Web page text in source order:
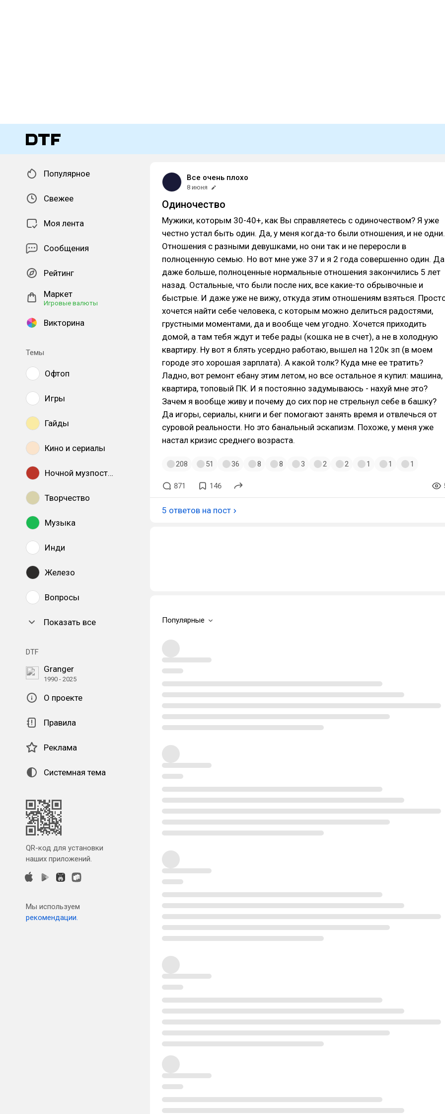
Популярное
Свежее
Моя лента
Сообщения
Рейтинг
Маркет
Игровые валюты
Викторина
Темы
Офтоп
Игры
Гайды
Кино и сериалы
Ночной музпостинг
Творчество
Музыка
Инди
Железо
Вопросы
Показать все
DTF
Granger
1990 - 2025
О проекте
Правила
Реклама
Системная тема
QR-код для установки
наших приложений.
Мы используем
рекомендации.
Все очень плохо
8 июня
Одиночество
Мужики, которым 30-40+, как Вы справляетесь с одиночеством? Я уже
честно устал быть один. Да, у меня когда-то были отношения, и не одни.
Отношения с разными девушками, но они так и не переросли в
полноценную семью. Но вот мне уже 37 и я 2 года совершенно один. Да
даже больше, полноценные нормальные отношения закончились 5 лет
назад. Остальные, что были после них, все какие-то обрывочные и
быстрые. И даже уже не вижу, откуда этим отношениям взяться.
хочется найти себе человека, с которым можно делиться радостями,
грустными моментами, да и вообще чем угодно. Хочется приходить
домой, а там тебя ждут и тебе рады (кошка не в счет), а не в холодную
квартиру. Ну вот я блять усердно работаю, вышел на 120к зп (в моем
городе это хорошая зарплата). А какой толк? Куда мне ее тратить?
Ладно, вот ремонт ебану этим летом, но все остальное я купил: машина,
квартира, топовый ПК. И я постоянно задумываюсь - нахуй мне это?
Зачем я вообще живу и почему до сих пор не стрельнул себе в башку?
Да игоры, сериалы, книги и бег помогают занять время и отвлечься от
суровой реальности. Но это банальный эскапизм. Похоже, у меня уже
настал кризис среднего возраста.
208 51 36 8 8 3 2 2 1 1 1
871 146
5 ответов на пост
Популярные